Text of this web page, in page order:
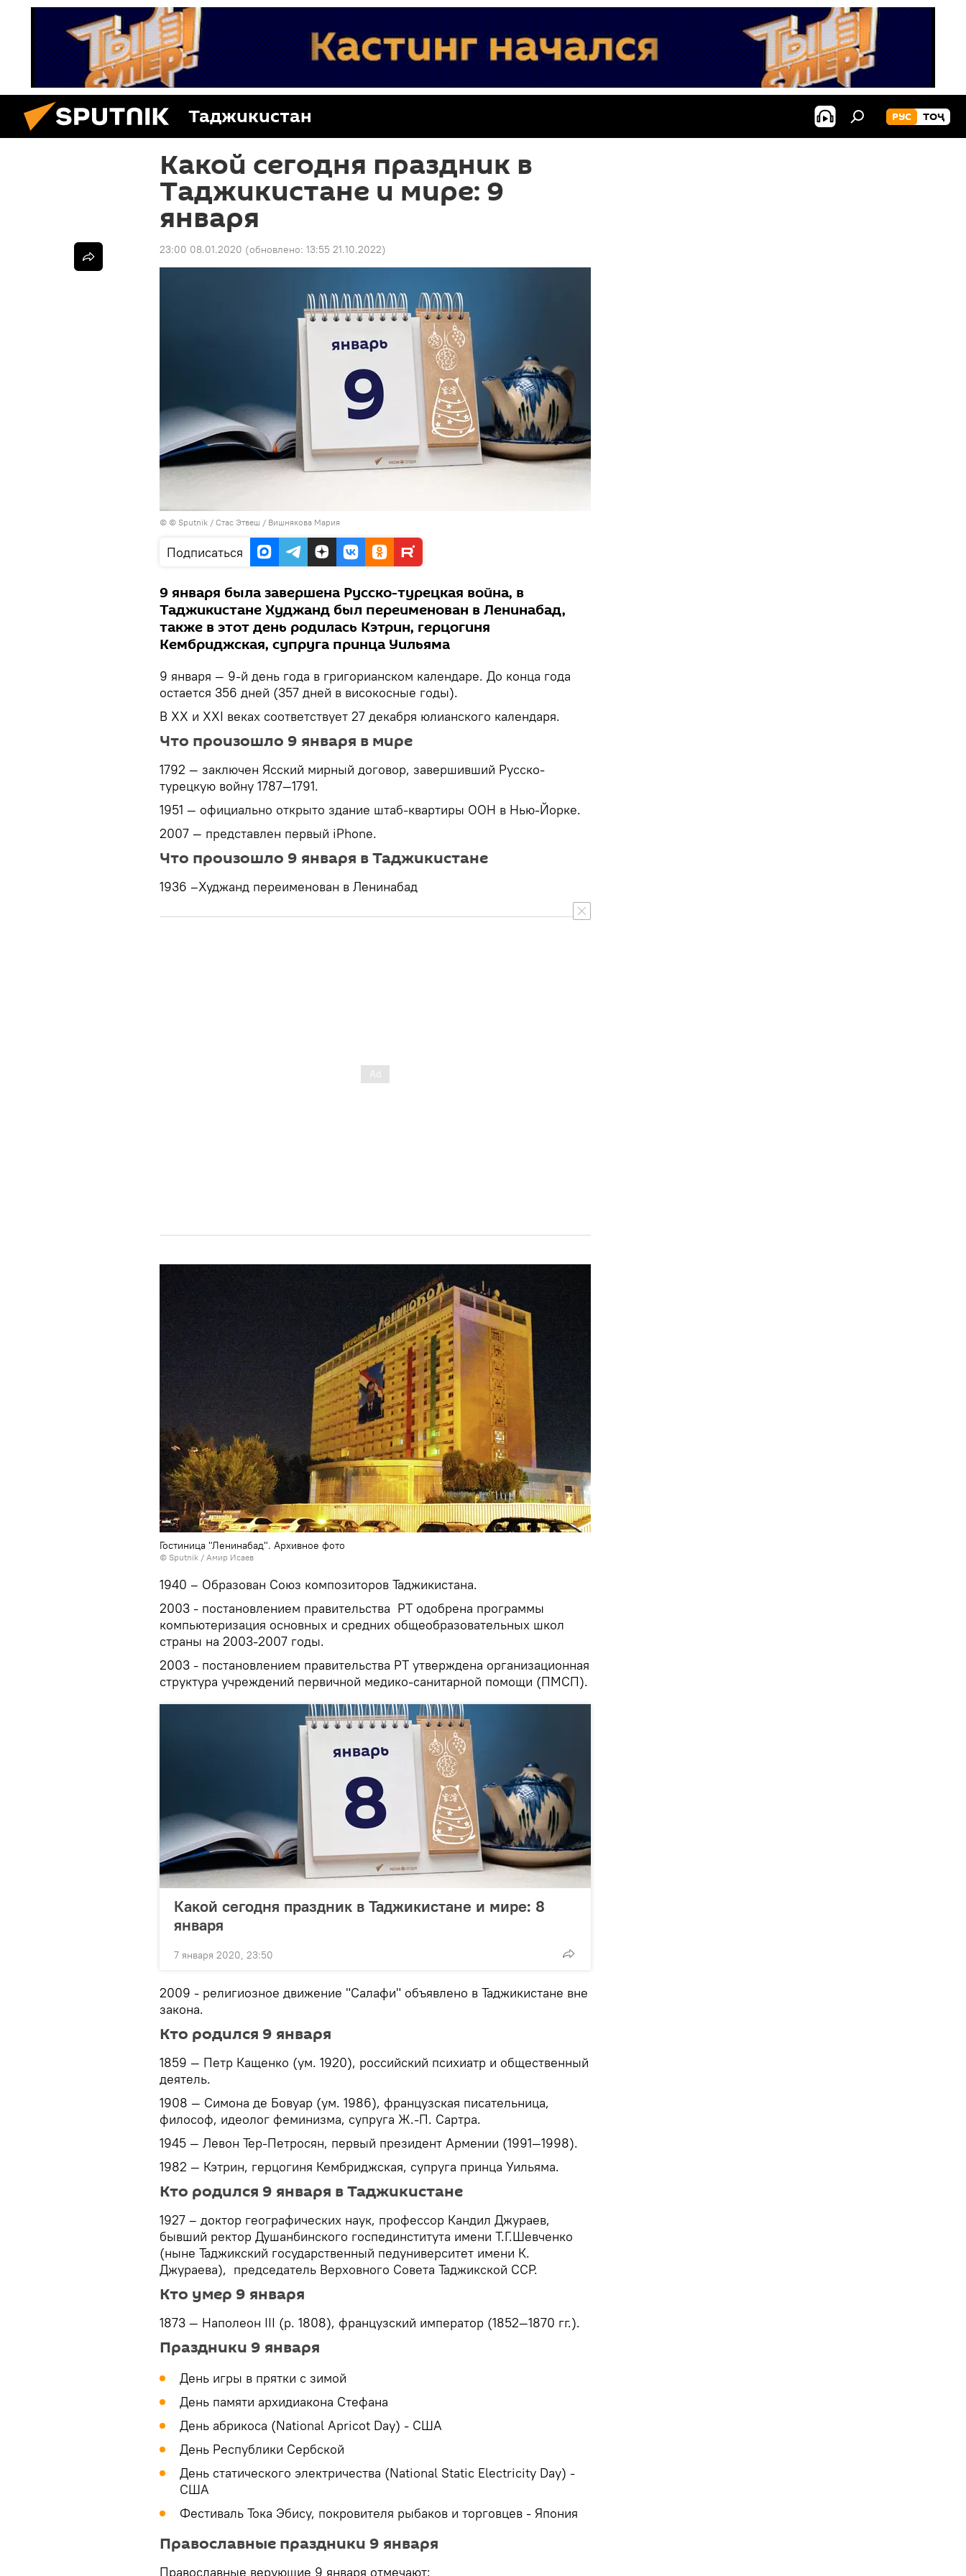
Таджикистан РУС ТОҶ
Какой сегодня праздник в
Таджикистане и мире: 9
января
23:00 08.01.2020 (обновлено: 13:55 21.10.2022)
© © Sputnik / Стас Этвеш / Вишнякова Мария
Подписаться
9 января была завершена Русско-турецкая война, в
Таджикистане Худжанд был переименован в Ленинабад,
также в этот день родилась Кэтрин, герцогиня
Кембриджская, супруга принца Уильяма
9 января — 9-й день года в григорианском календаре. До конца года
остается 356 дней (357 дней в високосные годы).
В XX и XXI веках соответствует 27 декабря юлианского календаря.
Что произошло 9 января в мире
1792 — заключен Ясский мирный договор, завершивший Русско-
турецкую войну 1787—1791.
1951 — официально открыто здание штаб-квартиры ООН в Нью-Йорке.
2007 — представлен первый iPhone.
Что произошло 9 января в Таджикистане
1936 –Худжанд переименован в Ленинабад
Гостиница "Ленинабад". Архивное фото
© Sputnik / Амир Исаев
1940 – Образован Союз композиторов Таджикистана.
2003 - постановлением правительства РТ одобрена программы
компьютеризация основных и средних общеобразовательных школ
страны на 2003-2007 годы.
2003 - постановлением правительства РТ утверждена организационная
структура учреждений первичной медико-санитарной помощи (ПМСП).
Какой сегодня праздник в Таджикистане и мире: 8
января
7 января 2020, 23:50
2009 - религиозное движение "Салафи" объявлено в Таджикистане вне
закона.
Кто родился 9 января
1859 — Петр Кащенко (ум. 1920), российский психиатр и общественный
деятель.
1908 — Симона де Бовуар (ум. 1986), французская писательница,
философ, идеолог феминизма, супруга Ж.-П. Сартра.
1945 — Левон Тер-Петросян, первый президент Армении (1991—1998).
1982 — Кэтрин, герцогиня Кембриджская, супруга принца Уильяма.
Кто родился 9 января в Таджикистане
1927 – доктор географических наук, профессор Кандил Джураев,
бывший ректор Душанбинского госпединститута имени Т.Г.Шевченко
(ныне Таджикский государственный педуниверситет имени К.
Джураева), председатель Верховного Совета Таджикской ССР.
Кто умер 9 января
1873 — Наполеон III (р. 1808), французский император (1852—1870 гг.).
Праздники 9 января
День игры в прятки с зимой
День памяти архидиакона Стефана
День абрикоса (National Apricot Day) - США
День Республики Сербской
День статического электричества (National Static Electricity Day) -
США
Фестиваль Тока Эбису, покровителя рыбаков и торговцев - Япония
Православные праздники 9 января
Православные верующие 9 января отмечают: